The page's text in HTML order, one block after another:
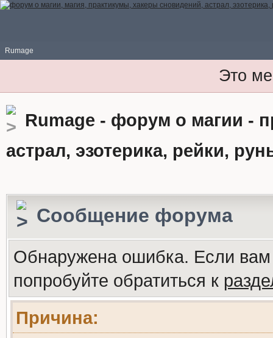
Rumage
Это
Rumage - форум о магии -
астрал, эзотерика, рейки,
Сообщение форума
Обнаружена ошибка. Если
попробуйте обратиться к
Причина: